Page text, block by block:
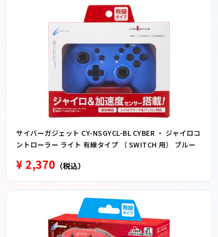
サイバーガジェット CY-NSGYCL-BL CYBER ・ ジャイロコ
ントローラー ライト 有線タイプ （ SWITCH 用） ブルー
¥ 2,370 （税込）